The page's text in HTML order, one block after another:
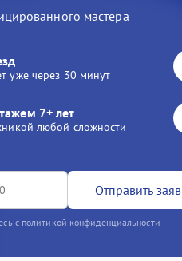
мастера
уже через 30 минут
7+ лет
любой сложности
Отправить
с политикой конфиденциальности